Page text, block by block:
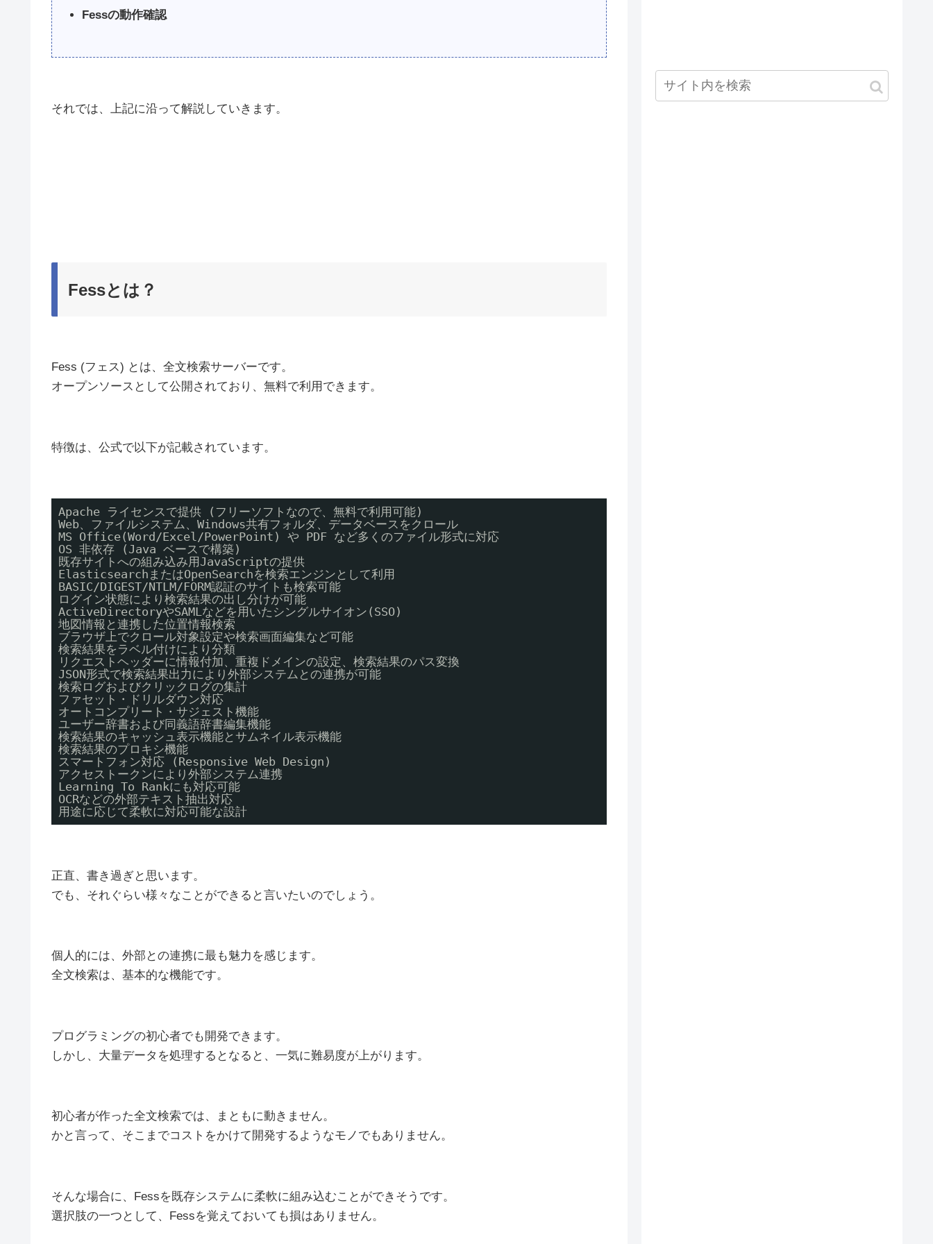
Fessの動作確認
それでは、上記に沿って解説していきます。
Fessとは？
Fess (フェス) とは、全文検索サーバーです。
オープンソースとして公開されており、無料で利用できます。
特徴は、公式で以下が記載されています。
Apache ライセンスで提供 (フリーソフトなので、無料で利用可能)
Web、ファイルシステム、Windows共有フォルダ、データベースをクロール
MS Office(Word/Excel/PowerPoint) や PDF など多くのファイル形式に対応
OS 非依存 (Java ベースで構築)
既存サイトへの組み込み用JavaScriptの提供
ElasticsearchまたはOpenSearchを検索エンジンとして利用
BASIC/DIGEST/NTLM/FORM認証のサイトも検索可能
ログイン状態により検索結果の出し分けが可能
ActiveDirectoryやSAMLなどを用いたシングルサイオン(SSO)
地図情報と連携した位置情報検索
ブラウザ上でクロール対象設定や検索画面編集など可能
検索結果をラベル付けにより分類
リクエストヘッダーに情報付加、重複ドメインの設定、検索結果のパス変換
JSON形式で検索結果出力により外部システムとの連携が可能
検索ログおよびクリックログの集計
ファセット・ドリルダウン対応
オートコンプリート・サジェスト機能
ユーザー辞書および同義語辞書編集機能
検索結果のキャッシュ表示機能とサムネイル表示機能
検索結果のプロキシ機能
スマートフォン対応 (Responsive Web Design)
アクセストークンにより外部システム連携
Learning To Rankにも対応可能
OCRなどの外部テキスト抽出対応
用途に応じて柔軟に対応可能な設計
正直、書き過ぎと思います。
でも、それぐらい様々なことができると言いたいのでしょう。
個人的には、外部との連携に最も魅力を感じます。
全文検索は、基本的な機能です。
プログラミングの初心者でも開発できます。
しかし、大量データを処理するとなると、一気に難易度が上がります。
初心者が作った全文検索では、まともに動きません。
かと言って、そこまでコストをかけて開発するようなモノでもありません。
そんな場合に、Fessを既存システムに柔軟に組み込むことができそうです。
選択肢の一つとして、Fessを覚えておいても損はありません。